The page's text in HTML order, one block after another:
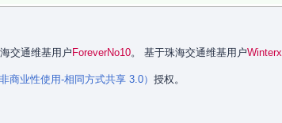
交通维基用户 ForeverNo10。 基于珠海交通维基用户Winterx
商业性使用-相同方式共享 3.0） 授权。